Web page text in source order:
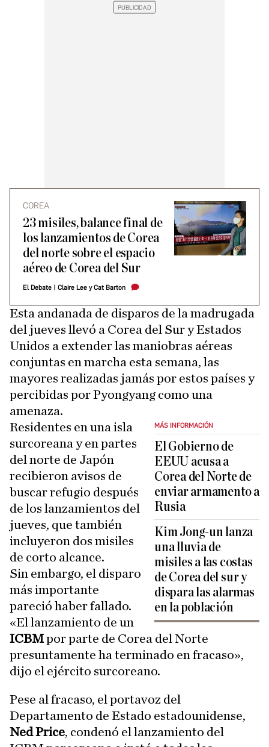
COREA
23 misiles, balance final de
los lanzamientos de Corea
del norte sobre el espacio
aéreo de Corea del Sur
El Debate | Claire Lee y Cat Barton
Esta andanada de disparos de la madrugada
del jueves llevó a Corea del Sur y Estados
Unidos a extender las maniobras aéreas
conjuntas en marcha esta semana, las
mayores realizadas jamás por estos países y
percibidas por Pyongyang como una
amenaza.
MÁS INFORMACIÓN
El Gobierno de
EEUU acusa a
Corea del Norte de
enviar armamento a
Rusia
Kim Jong-un lanza
una lluvia de
misiles a las costas
de Corea del sur y
dispara las alarmas
en la población
Residentes en una isla
surcoreana y en partes
del norte de Japón
recibieron avisos de
buscar refugio después
de los lanzamientos del
jueves, que también
incluyeron dos misiles
de corto alcance.
Sin embargo, el disparo
más importante
pareció haber fallado.
«El lanzamiento de un
ICBMpor parte de Corea del Norte
presuntamente ha terminado en fracaso»,
dijo el ejército surcoreano.
Pese al fracaso, el portavoz del
Departamento de Estado estadounidense,
Ned Price, condenó el lanzamiento del